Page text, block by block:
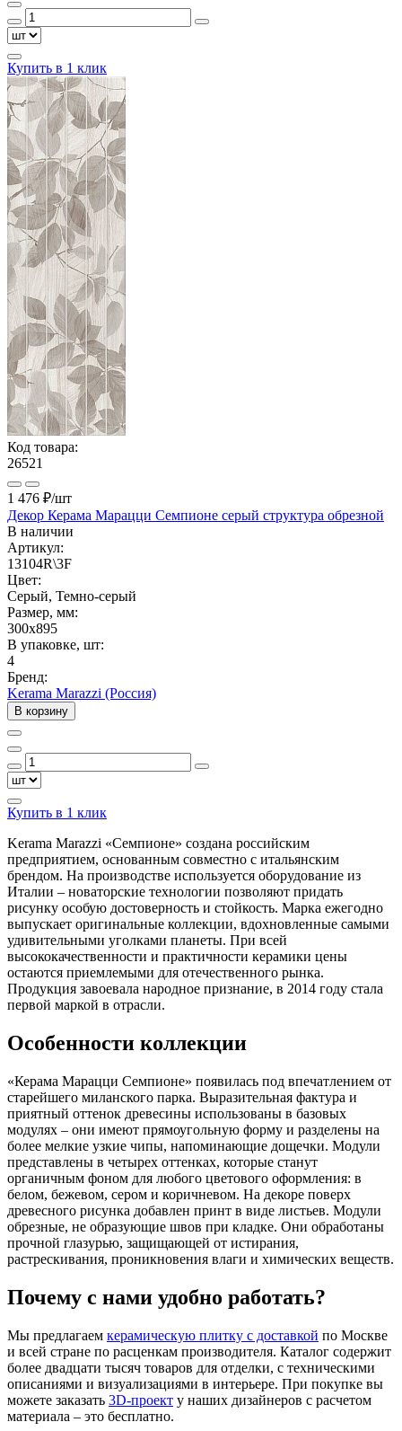
Купить в 1 клик
Код товара:
26521
1 476 ₽/шт
Декор Керама Марацци Семпионе серый структура обрезной
В наличии
Артикул:
13104R\3F
Цвет:
Серый, Темно-серый
Размер, мм:
300x895
В упаковке, шт:
4
Бренд:
Kerama Marazzi (Россия)
В корзину
Купить в 1 клик
Kerama Marazzi «Семпионе» создана российским
предприятием, основанным совместно с итальянским
брендом. На производстве используется оборудование из
Италии – новаторские технологии позволяют придать
рисунку особую достоверность и стойкость. Марка ежегодно
выпускает оригинальные коллекции, вдохновленные самыми
удивительными уголками планеты. При всей
высококачественности и практичности керамики цены
остаются приемлемыми для отечественного рынка.
Продукция завоевала народное признание, в 2014 году стала
первой маркой в отрасли.
Особенности коллекции
«Керама Марацци Семпионе» появилась под впечатлением от
старейшего миланского парка. Выразительная фактура и
приятный оттенок древесины использованы в базовых
модулях – они имеют прямоугольную форму и разделены на
более мелкие узкие чипы, напоминающие дощечки. Модули
представлены в четырех оттенках, которые станут
органичным фоном для любого цветового оформления: в
белом, бежевом, сером и коричневом. На декоре поверх
древесного рисунка добавлен принт в виде листьев. Модули
обрезные, не образующие швов при кладке. Они обработаны
прочной глазурью, защищающей от истирания,
растрескивания, проникновения влаги и химических веществ.
Почему с нами удобно работать?
Мы предлагаем керамическую плитку с доставкой по Москве
и всей стране по расценкам производителя. Каталог содержит
более двадцати тысяч товаров для отделки, с техническими
описаниями и визуализациями в интерьере. При покупке вы
можете заказать 3D-проект у наших дизайнеров с расчетом
материала – это бесплатно.